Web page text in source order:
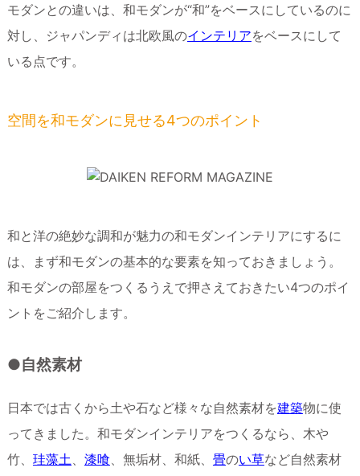
モダンとの違いは、和モダンが“和”をベースにしているのに
対し、ジャパンディは北欧風のインテリアをベースにして
いる点です。
空間を和モダンに見せる4つのポイント
和と洋の絶妙な調和が魅力の和モダンインテリアにするに
は、まず和モダンの基本的な要素を知っておきましょう。
和モダンの部屋をつくるうえで押さえておきたい4つのポイ
ントをご紹介します。
●自然素材
日本では古くから土や石など様々な自然素材を建築物に使
ってきました。和モダンインテリアをつくるなら、木や
竹、 珪藻土 漆喰 、無垢材、和紙、 畳のい草など自然素材